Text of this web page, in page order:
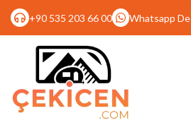
+90 535 203 66 00 Whatsapp